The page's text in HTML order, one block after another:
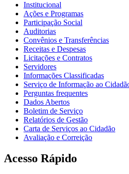
Institucional
Ações e Programas
Participação Social
Auditorias
Convênios e Transferências
Receitas e Despesas
Licitações e Contratos
Servidores
Informações Classificadas
Serviço de Informação ao
Perguntas frequentes
Dados Abertos
Boletim de Serviço
Relatórios de Gestão
Carta de Serviços ao Cidadão
Avaliação e Correição
Acesso Rápido